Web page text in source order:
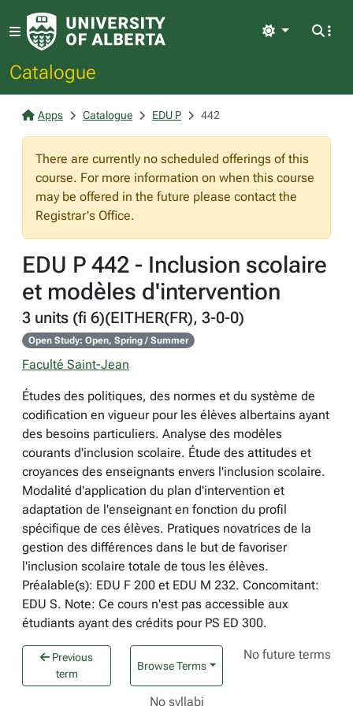
Catalogue
Light
Apps Catalogue EDU P 442
There are currently no scheduled offerings of this
course. For more information on when this course
may be offered in the future please contact the
Registrar's Office.
EDU P 442 - Inclusion scolaire
et modèles d'intervention
3 units (fi 6)(EITHER(FR), 3-0-0)
Open Study: Open, Spring / Summer
Faculté Saint-Jean
Études des politiques, des normes et du système de
codification en vigueur pour les élèves albertains ayant
des besoins particuliers. Analyse des modèles
courants d'inclusion scolaire. Étude des attitudes et
croyances des enseignants envers l'inclusion scolaire.
Modalité d'application du plan d'intervention et
adaptation de l'enseignant en fonction du profil
spécifique de ces élèves. Pratiques novatrices de la
gestion des différences dans le but de favoriser
l'inclusion scolaire totale de tous les élèves.
Préalable(s): EDU F 200 et EDU M 232. Concomitant:
EDU S. Note: Ce cours n'est pas accessible aux
étudiants ayant des crédits pour PS ED 300.
Previous
term
Browse Terms
No future terms
No syllabi